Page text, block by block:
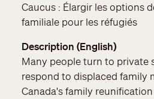
Caucus : Élargir les options
familiale pour les réfugiés
Description (English)
Many people turn to private
respond to displaced family
Canada's family